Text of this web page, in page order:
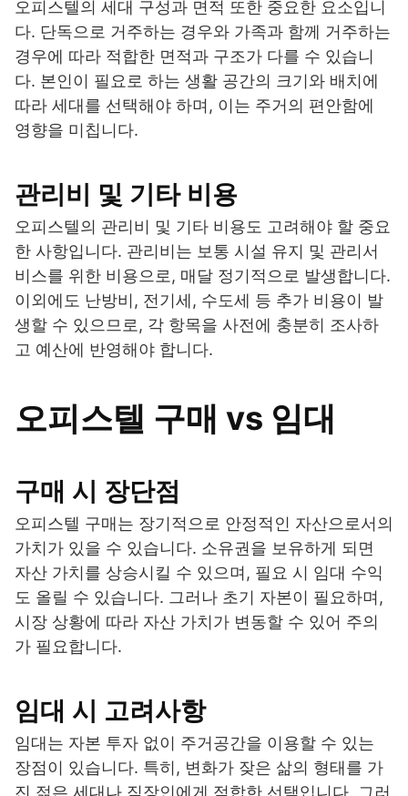
오피스텔의 세대 구성과 면적 또한 중요한 요소입니
다. 단독으로 거주하는 경우와 가족과 함께 거주하는
경우에 따라 적합한 면적과 구조가 다를 수 있습니
다. 본인이 필요로 하는 생활 공간의 크기와 배치에
따라 세대를 선택해야 하며, 이는 주거의 편안함에
영향을 미칩니다.
관리비 및 기타 비용
오피스텔의 관리비 및 기타 비용도 고려해야 할 중요
한 사항입니다. 관리비는 보통 시설 유지 및 관리서
비스를 위한 비용으로, 매달 정기적으로 발생합니다.
이외에도 난방비, 전기세, 수도세 등 추가 비용이 발
생할 수 있으므로, 각 항목을 사전에 충분히 조사하
고 예산에 반영해야 합니다.
오피스텔 구매 vs 임대
구매 시 장단점
오피스텔 구매는 장기적으로 안정적인 자산으로서의
가치가 있을 수 있습니다. 소유권을 보유하게 되면
자산 가치를 상승시킬 수 있으며, 필요 시 임대 수익
도 올릴 수 있습니다. 그러나 초기 자본이 필요하며,
시장 상황에 따라 자산 가치가 변동할 수 있어 주의
가 필요합니다.
임대 시 고려사항
임대는 자본 투자 없이 주거공간을 이용할 수 있는
장점이 있습니다. 특히, 변화가 잦은 삶의 형태를 가
진 젊은 세대나 직장인에게 적합한 선택입니다. 그러